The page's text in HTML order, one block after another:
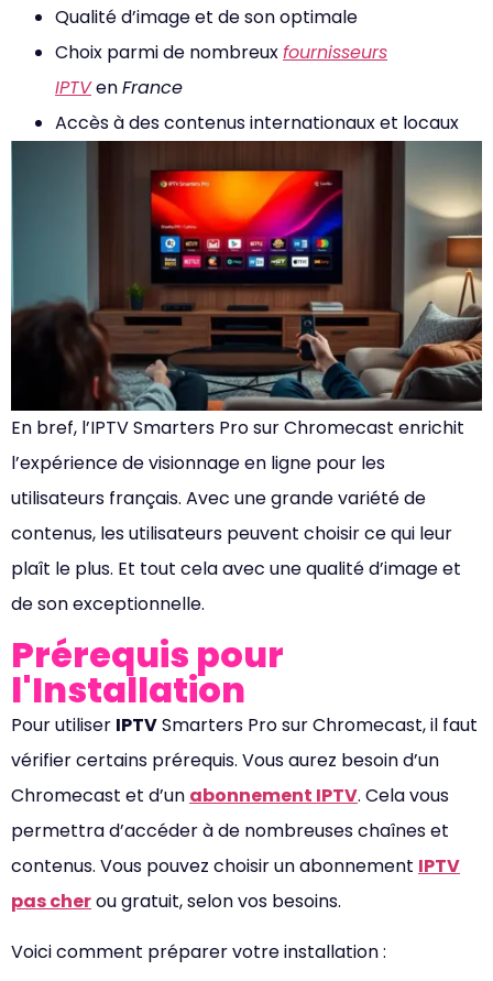
Qualité d’image et de son optimale
Choix parmi de nombreuxfournisseurs
IPTVenFrance
Accès à des contenus internationaux et locaux
En bref, l’IPTV Smarters Pro sur Chromecast enrichit
l’expérience de visionnage en ligne pour les
utilisateurs français. Avec une grande variété de
contenus, les utilisateurs peuvent choisir ce qui leur
plaît le plus. Et tout cela avec une qualité d’image et
de son exceptionnelle.
Prérequis pour
l'Installation
Pour utiliser IPTVSmarters Pro sur Chromecast, il faut
vérifier certains prérequis. Vous aurez besoin d’un
Chromecast et d’un abonnement IPTV. Cela vous
permettra d’accéder à de nombreuses chaînes et
contenus. Vous pouvez choisir un abonnement IPTV
pas cherou gratuit, selon vos besoins.
Voici comment préparer votre installation :